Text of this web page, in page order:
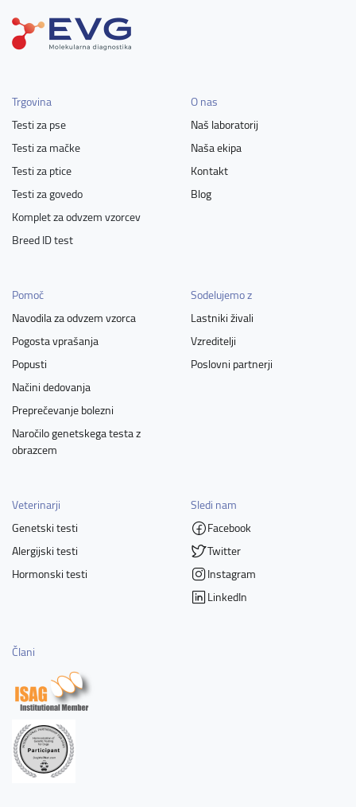
Trgovina
Testi za pse
Testi za mačke
Testi za ptice
Testi za govedo
Komplet za odvzem vzorcev
Breed ID test
O nas
Naš laboratorij
Naša ekipa
Kontakt
Blog
Pomoč
Navodila za odvzem vzorca
Pogosta vprašanja
Popusti
Načini dedovanja
Preprečevanje bolezni
Naročilo genetskega testa z
obrazcem
Sodelujemo z
Lastniki živali
Vzreditelji
Poslovni partnerji
Veterinarji
Genetski testi
Alergijski testi
Hormonski testi
Sledi nam
Facebook
Twitter
Instagram
LinkedIn
Člani